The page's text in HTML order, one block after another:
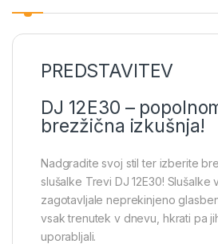
PREDSTAVITEV
DJ 12E30 –
brezžična izkušnja!
Nadgradite svoj stil ter izberite
slušalke Trevi DJ 12E30! Slušalke
zagotavljale neprekinjeno
vsak trenutek v dnevu, hkrati pa
uporabljali.